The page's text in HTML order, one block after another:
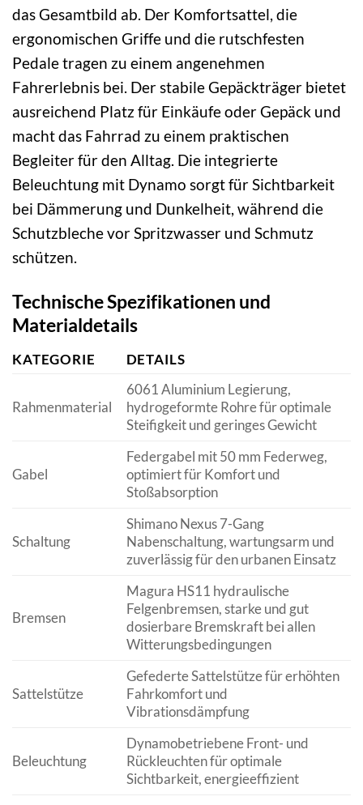
das Gesamtbild ab. Der Komfortsattel, die
ergonomischen Griffe und die rutschfesten
Pedale tragen zu einem angenehmen
Fahrerlebnis bei. Der stabile Gepäckträger bietet
ausreichend Platz für Einkäufe oder Gepäck und
macht das Fahrrad zu einem praktischen
Begleiter für den Alltag. Die integrierte
Beleuchtung mit Dynamo sorgt für Sichtbarkeit
bei Dämmerung und Dunkelheit, während die
Schutzbleche vor Spritzwasser und Schmutz
schützen.
Technische Spezifikationen und
Materialdetails
KATEGORIE DETAILS
Rahmenmaterial
6061 Aluminium Legierung,
hydrogeformte Rohre für optimale
Steifigkeit und geringes Gewicht
Gabel
Federgabel mit 50 mm Federweg,
optimiert für Komfort und
Stoßabsorption
Schaltung
Shimano Nexus 7-Gang
Nabenschaltung, wartungsarm und
zuverlässig für den urbanen Einsatz
Bremsen
Magura HS11 hydraulische
Felgenbremsen, starke und gut
dosierbare Bremskraft bei allen
Witterungsbedingungen
Sattelstütze
Gefederte Sattelstütze für erhöhten
Fahrkomfort und
Vibrationsdämpfung
Beleuchtung
Dynamobetriebene Front- und
Rückleuchten für optimale
Sichtbarkeit, energieeffizient